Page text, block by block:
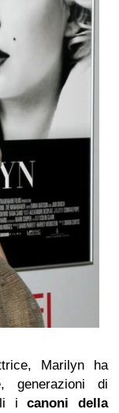
Marilyn ha
generazioni di
icanoni della